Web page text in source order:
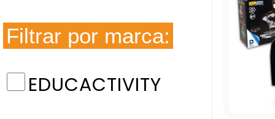
Filtrar por marca:
EDUCACTIVITY